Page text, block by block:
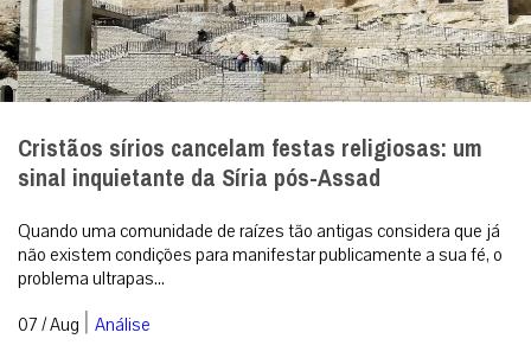
Cristãos sírios cancelam festas religiosas: um
sinal inquietante da Síria pós-Assad
Quando uma comunidade de raízes tão antigas considera que já
não existem condições para manifestar publicamente a sua fé, o
problema ultrapas...
07 / Aug | Análise